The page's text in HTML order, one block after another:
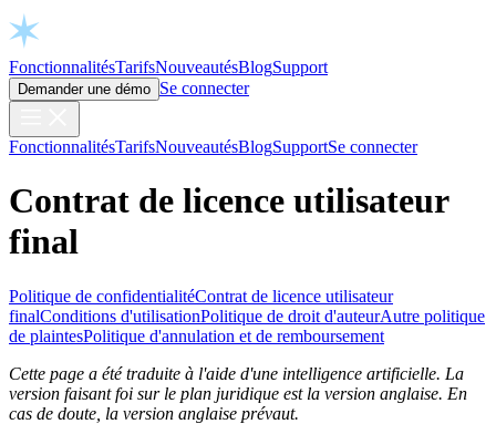
Open chat
FonctionnalitésTarifsNouveautésBlogSupport
Demander une démo Se connecter
FonctionnalitésTarifsNouveautésBlogSupportSe connecter
Contrat de licence utilisateur
final
Politique de confidentialitéContrat de licence utilisateur
finalConditions d'utilisationPolitique de droit d'auteurAutre politique
de plaintesPolitique d'annulation et de remboursement
Cette page a été traduite à l'aide d'une intelligence artificielle. La
version faisant foi sur le plan juridique est la version anglaise. En
cas de doute, la version anglaise prévaut.